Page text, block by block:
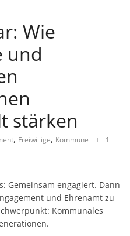
Wie
und
stärken
, Freiwillige, Kommune
1
Gemeinsam engagiert. Dann
und Ehrenamt zu
Kommunales